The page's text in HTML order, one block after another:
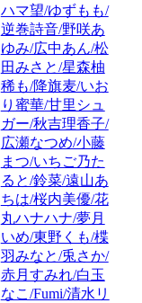
ハマ望/ゆずもも/
逆巻詩音/野咲あ
ゆみ/広中あん/松
田みさと/星森柚
稀も/降旗麦/いお
り蜜華/甘里シュ
ガー/秋吉理香子/
広瀬なつめ/小藤
まつ/いちご乃た
ると/鈴菜/遠山あ
ちは/桜内美優/花
丸ハナハナ/夢月
いめ/東野くも/楪
羽みなと/兎さか/
赤月すみれ/白玉
なこ/Fumi/清水リ